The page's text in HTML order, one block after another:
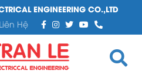
ENGINEERING CO.,LTD
Liên Hệ